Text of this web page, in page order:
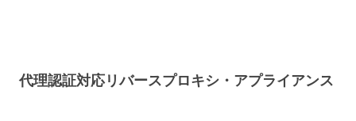
代理認証対応リバースプロキシ・アプライアンス